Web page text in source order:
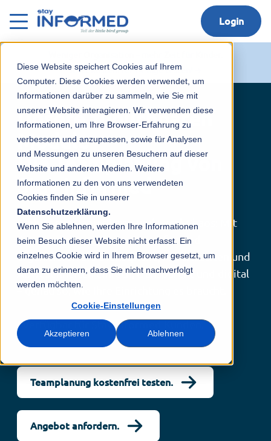
Diese Website speichert Cookies auf Ihrem
Computer. Diese Cookies werden verwendet, um
Informationen darüber zu sammeln, wie Sie mit
unserer Website interagieren. Wir verwenden diese
Informationen, um Ihre Browser-Erfahrung zu
verbessern und anzupassen, sowie für Analysen
und Messungen zu unseren Besuchern auf dieser
Website und anderen Medien. Weitere
Informationen zu den von uns verwendeten
Cookies finden Sie in unserer
Datenschutzerklärung.
Wenn Sie ablehnen, werden Ihre Informationen
beim Besuch dieser Website nicht erfasst. Ein
einzelnes Cookie wird in Ihrem Browser gesetzt, um
daran zu erinnern, dass Sie nicht nachverfolgt
werden möchten.
Cookie-Einstellungen
Akzeptieren Ablehnen
Login
Unsere zubuchbaren
Module –
Die Teamplanung von
Stay Informed
Schluss mit Papierlisten und Excel-Chaos: Mit
der Teamplanung* von Stay Informed
organisieren Sie Dienstpläne, Arbeitszeiten und
Abwesenheiten einfach, transparent und digital
– genau so, wie Ihre Einrichtung es braucht.
*Verfügbar für Stay Informed Kunden.
Teamplanung kostenfrei testen.
Angebot anfordern.
Jetzt kostenfrei 14 Tage testen!